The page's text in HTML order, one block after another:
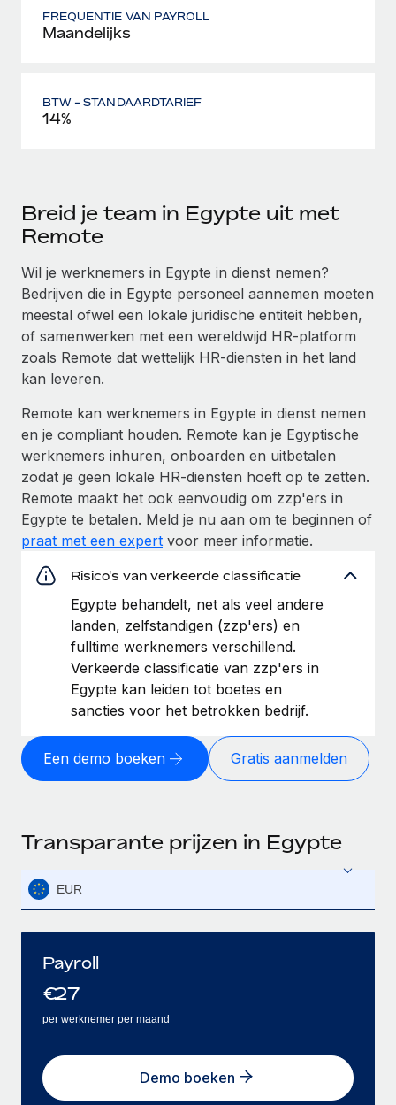
FREQUENTIE VAN PAYROLL
Maandelijks
BTW - STANDAARDTARIEF
14%
Breid je team in Egypte uit met
Remote
Wil je werknemers in Egypte in dienst nemen?
Bedrijven die in Egypte personeel aannemen moeten
meestal ofwel een lokale juridische entiteit hebben,
of samenwerken met een wereldwijd HR-platform
zoals Remote dat wettelijk HR-diensten in het land
kan leveren.
Remote kan werknemers in Egypte in dienst nemen
en je compliant houden. Remote kan je Egyptische
werknemers inhuren, onboarden en uitbetalen
zodat je geen lokale HR-diensten hoeft op te zetten.
Remote maakt het ook eenvoudig om zzp'ers in
Egypte te betalen. Meld je nu aan om te beginnen of
praat met een expert voor meer informatie.
Risico's van verkeerde classificatie
Egypte behandelt, net als veel andere
landen, zelfstandigen (zzp'ers) en
fulltime werknemers verschillend.
Verkeerde classificatie van zzp'ers in
Egypte kan leiden tot boetes en
sancties voor het betrokken bedrijf.
Een demo boeken Gratis aanmelden
Transparante prijzen in Egypte
EUR
Payroll
€27
per werknemer per maand
Demo boeken